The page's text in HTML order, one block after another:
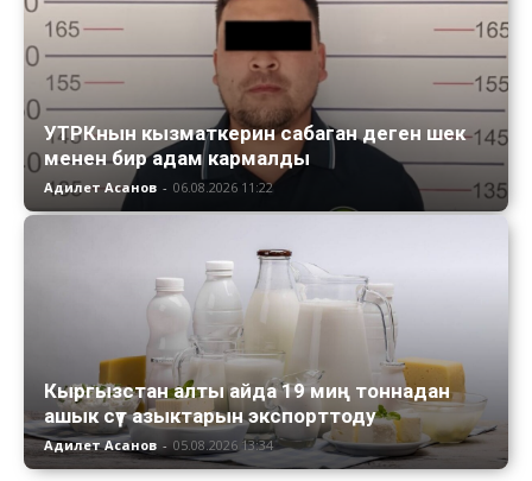
УТРКнын кызматкерин сабаган деген шек
менен бир адам кармалды
Адилет Асанов - 06.08.2026 11:22
Кыргызстан алты айда 19 миң тоннадан
ашык сүт азыктарын экспорттоду
Адилет Асанов - 05.08.2026 13:34